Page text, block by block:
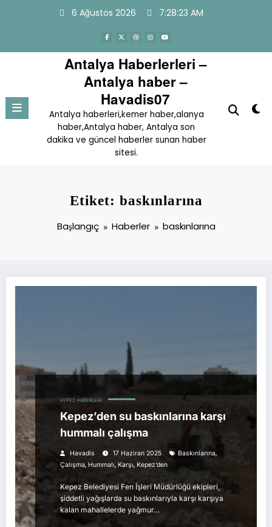
6 Ağustos 2026 7:28:23 AM
Antalya Haberlerleri –
Antalya haber –
Havadis07
Antalya haberleri,kemer haber,alanya
haber,Antalya haber, Antalya son
dakika ve güncel haberler sunan haber
sitesi.
Etiket: baskınlarına
Başlangıç Haberler baskınlarına
KEPEZ HABERLERI
Kepez’den su baskınlarına karşı
hummalı çalışma
Havadis 17 Haziran 2025 Baskınlarına,
Çalışma, Hummalı, Karşı, Kepez’den
Kepez Belediyesi Fen İşleri Müdürlüğü ekipleri,
şiddetli yağışlarda su baskınlarıyla karşı karşıya
kalan mahallelerde yağmur…